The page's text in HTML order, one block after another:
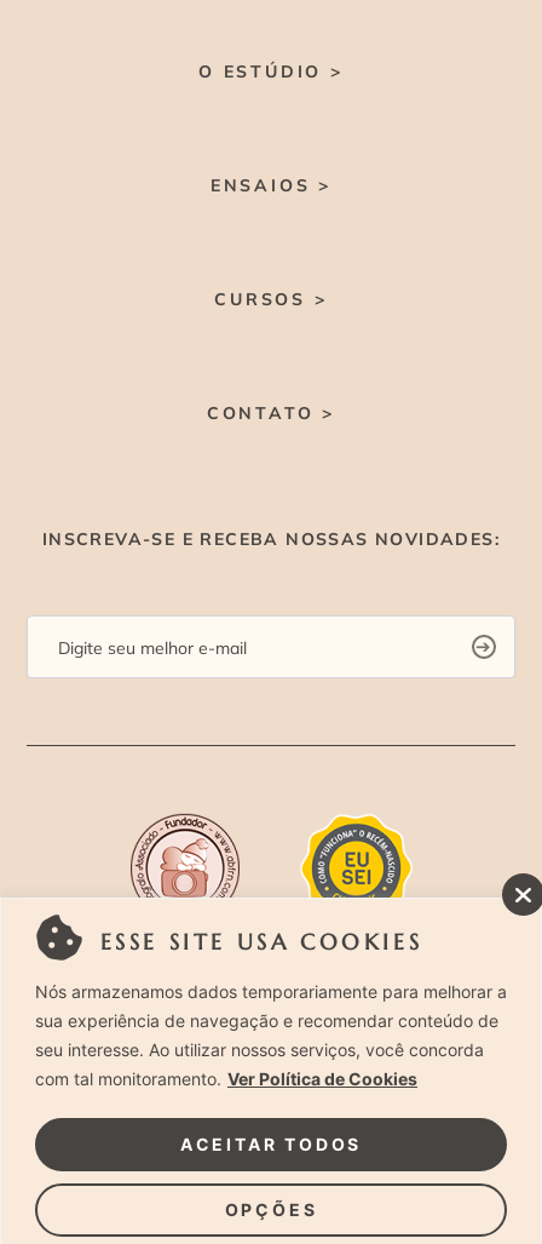
ESSE SITE USA COOKIES
Nós armazenamos dados temporariamente para melhorar a
sua experiência de navegação e recomendar conteúdo de
seu interesse. Ao utilizar nossos serviços, você concorda
com tal monitoramento. Ver Política de Cookies
OPÇÕES
ACEITAR TODOS
O ESTÚDIO >
ENSAIOS >
CURSOS >
CONTATO >
INSCREVA-SE E RECEBA NOSSAS NOVIDADES:
Rua Costa Carvalho, 419 – Pinheiros, São Paulo –
SP. CEP 05429-130 – Telefone: (11) 94494-1818
Direitos Reservados.Clique Aquie acesse nossa
Política de Privacidade.